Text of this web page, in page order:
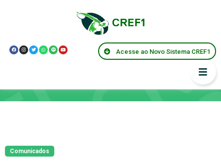
Acesse ao Novo Sistema CREF1
Comunicados